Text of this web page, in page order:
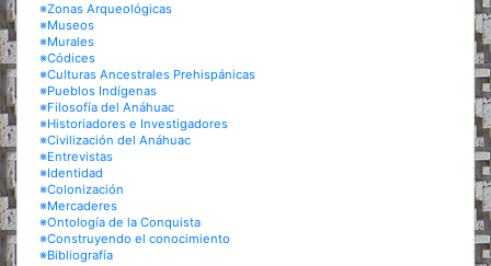
※Zonas Arqueológicas
※Museos
※Murales
※Códices
※Culturas Ancestrales Prehispánicas
※Pueblos Indígenas
※Filosofía del Anáhuac
※Historiadores e Investigadores
※Civilización del Anáhuac
※Entrevistas
※Identidad
※Colonización
※Mercaderes
※Ontología de la Conquista
※Construyendo el conocimiento
※Bibliografía